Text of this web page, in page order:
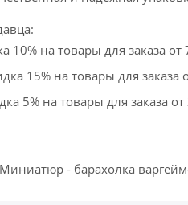
10% на товары для заказа от
15% на товары для заказа
5% на товары для заказа
- барахолка